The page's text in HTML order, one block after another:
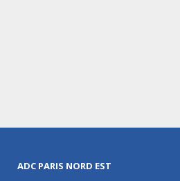
ADC PARIS NORD EST